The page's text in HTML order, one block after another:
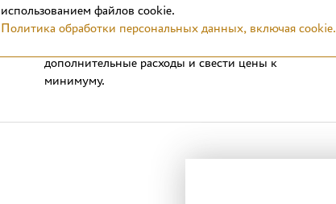
Стоимость отделочных материалов в интернет-
магазине вас приятно удивит. Продажа плитки в
дополнительные расходы и свести цены к
минимуму.
использованием файлов cookie.
Политика обработки персональных данных, включая cookie.